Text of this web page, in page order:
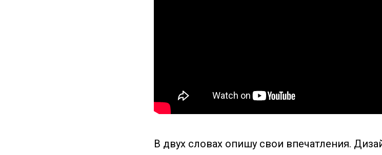
В двух словах опишу свои впечатления.